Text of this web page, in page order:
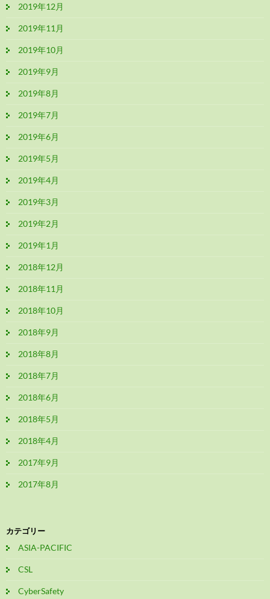
2019年12月
2019年11月
2019年10月
2019年9月
2019年8月
2019年7月
2019年6月
2019年5月
2019年4月
2019年3月
2019年2月
2019年1月
2018年12月
2018年11月
2018年10月
2018年9月
2018年8月
2018年7月
2018年6月
2018年5月
2018年4月
2017年9月
2017年8月
カテゴリー
ASIA-PACIFIC
CSL
CyberSafety